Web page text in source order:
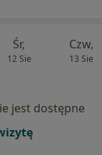
Śr,
12 Sie
Czw,
13 Sie
jest dostępne